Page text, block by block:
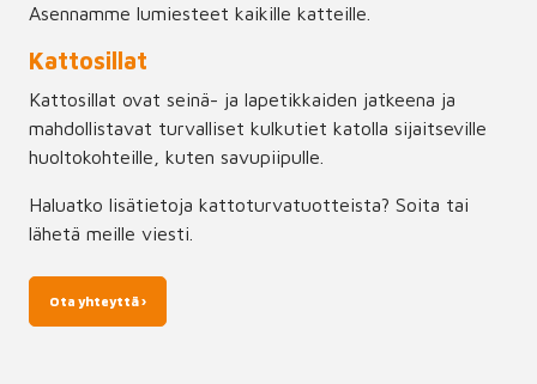
Asennamme lumiesteet kaikille katteille.
Kattosillat
Kattosillat ovat seinä- ja lapetikkaiden jatkeena ja
mahdollistavat turvalliset kulkutiet katolla sijaitseville
huoltokohteille, kuten savupiipulle.
Haluatko lisätietoja kattoturvatuotteista? Soita tai
lähetä meille viesti.
Ota yhteyttä ›